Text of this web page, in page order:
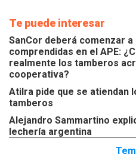
Te puede interesar
SanCor deberá comenzar a
comprendidas en el APE:
realmente los tamberos
cooperativa?
Atilra pide que se atiendan
tamberos
Alejandro Sammartino
lechería argentina